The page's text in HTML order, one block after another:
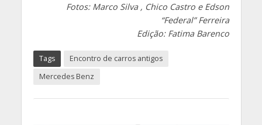
Fotos: Marco Silva , Chico Castro e Edson
“Federal” Ferreira
Edição: Fatima Barenco
Tags
Encontro de carros antigos
Mercedes Benz